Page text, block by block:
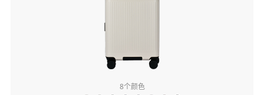
8个颜色